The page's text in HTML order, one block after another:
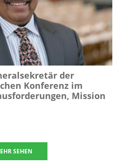
der
Konferenz im
Mission
SEHEN